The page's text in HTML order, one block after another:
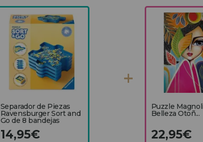
Separador de Piezas
Ravensburger Sort and
Go de 8 bandejas
14,95€
Puzzle
Belleza Otoñ...
22,95€